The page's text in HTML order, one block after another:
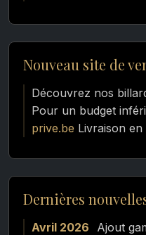
Nouveau site de
Découvrez nos
Pour un budget
prive.be Livraison
Dernières
Avril 2026
Ajout